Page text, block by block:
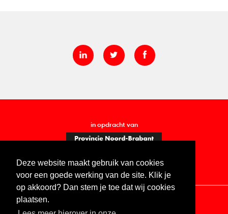
Deze website maakt gebruik van cookies
voor een goede werking van de site. Klik je
op akkoord? Dan stem je toe dat wij cookies
plaatsen.
in opdracht van